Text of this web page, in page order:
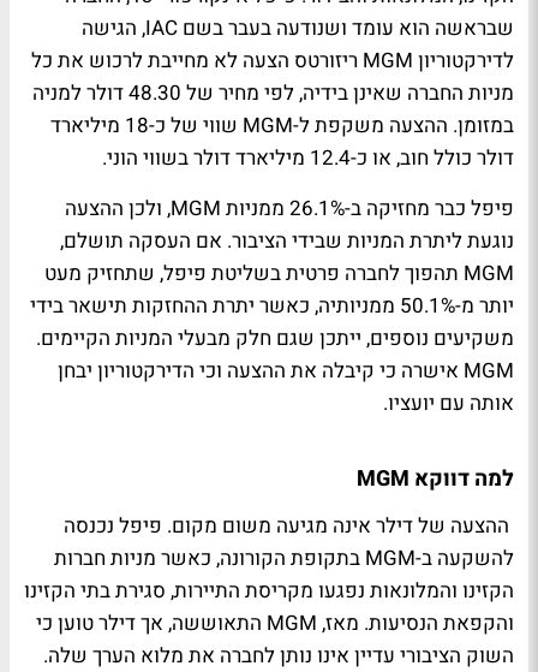
שבראשה הוא עומד ושנודעה בעבר בשם IAC, הגישה
לדירקטוריון MGM ריזורטס הצעה לא מחייבת לרכוש את כל
מניות החברה שאינן בידיה, לפי מחיר של 48.30 דולר למניה
במזומן. ההצעה משקפת ל-MGM שווי של כ-18 מיליארד
דולר כולל חוב, או כ-12.4 מיליארד דולר בשווי הוני.
פיפל כבר מחזיקה ב-26.1% ממניות MGM, ולכן ההצעה
נוגעת ליתרת המניות שבידי הציבור. אם העסקה תושלם,
MGM תהפוך לחברה פרטית בשליטת פיפל, שתחזיק מעט
יותר מ-50.1% ממניותיה, כאשר יתרת ההחזקות תישאר בידי
משקיעים נוספים, ייתכן שגם חלק מבעלי המניות הקיימים.
MGM אישרה כי קיבלה את ההצעה וכי הדירקטוריון יבחן
אותה עם יועציו.
למה דווקא MGM
ההצעה של דילר אינה מגיעה משום מקום. פיפל נכנסה
להשקעה ב-MGM בתקופת הקורונה, כאשר מניות חברות
הקזינו והמלונאות נפגעו מקריסת התיירות, סגירת בתי הקזינו
והקפאת הנסיעות. מאז, MGM התאוששה, אך דילר טוען כי
השוק הציבורי עדיין אינו נותן לחברה את מלוא הערך שלה.